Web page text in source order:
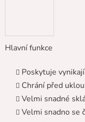
Hlavní funkce
Poskytuje
Chrání před
Velmi snadné
Velmi snadno se